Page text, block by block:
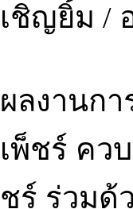
เชิญยิ้ม /
ผลงานก
เพ็ชร์ คว
ชร์ ร่วมด้